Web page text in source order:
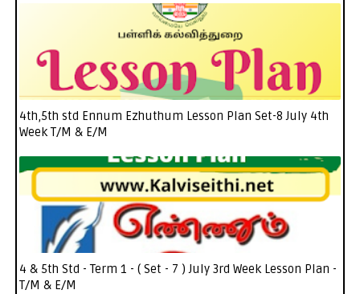
4th,5th std Ennum Ezhuthum Lesson Plan Set-8 July 4th
Week T/M & E/M
4 & 5th Std - Term 1 - ( Set - 7 ) July 3rd Week Lesson Plan -
T/M & E/M